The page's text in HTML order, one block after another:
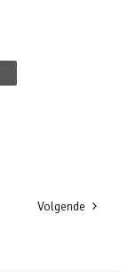
Volgende